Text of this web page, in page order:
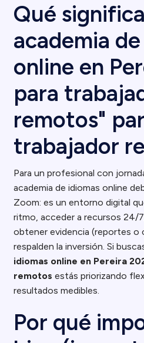
Qué
academia
online en
para
remotos"
trabajador
Para un profesional con
academia de idiomas online
Zoom: es un entorno digital
ritmo, acceder a recursos 24/
obtener evidencia (reportes o
respalden la inversión. Si
idiomas online en Pereira
remotos estás priorizando
resultados medibles.
Por qué